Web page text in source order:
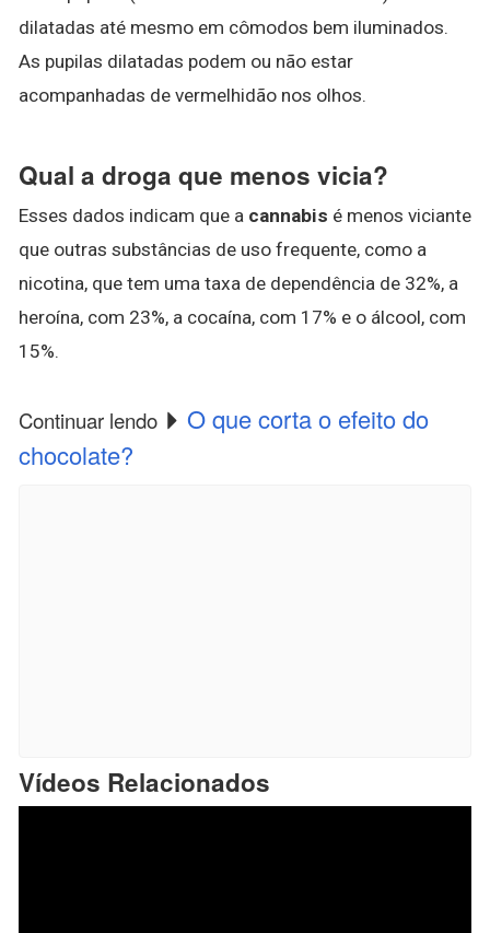
dilatadas até mesmo em cômodos bem iluminados.
As pupilas dilatadas podem ou não estar
acompanhadas de vermelhidão nos olhos.
Qual a droga que menos vicia?
Esses dados indicam que a cannabis é menos viciante
que outras substâncias de uso frequente, como a
nicotina, que tem uma taxa de dependência de 32%, a
heroína, com 23%, a cocaína, com 17% e o álcool, com
15%.
Continuar lendo
O que corta o efeito do
chocolate?
Vídeos Relacionados